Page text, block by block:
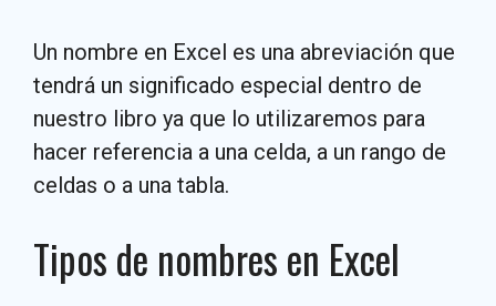
Un nombre en Excel es una abreviación que
tendrá un significado especial dentro de
nuestro libro ya que lo utilizaremos para
hacer referencia a una celda, a un rango de
celdas o a una tabla.
Tipos de nombres en Excel